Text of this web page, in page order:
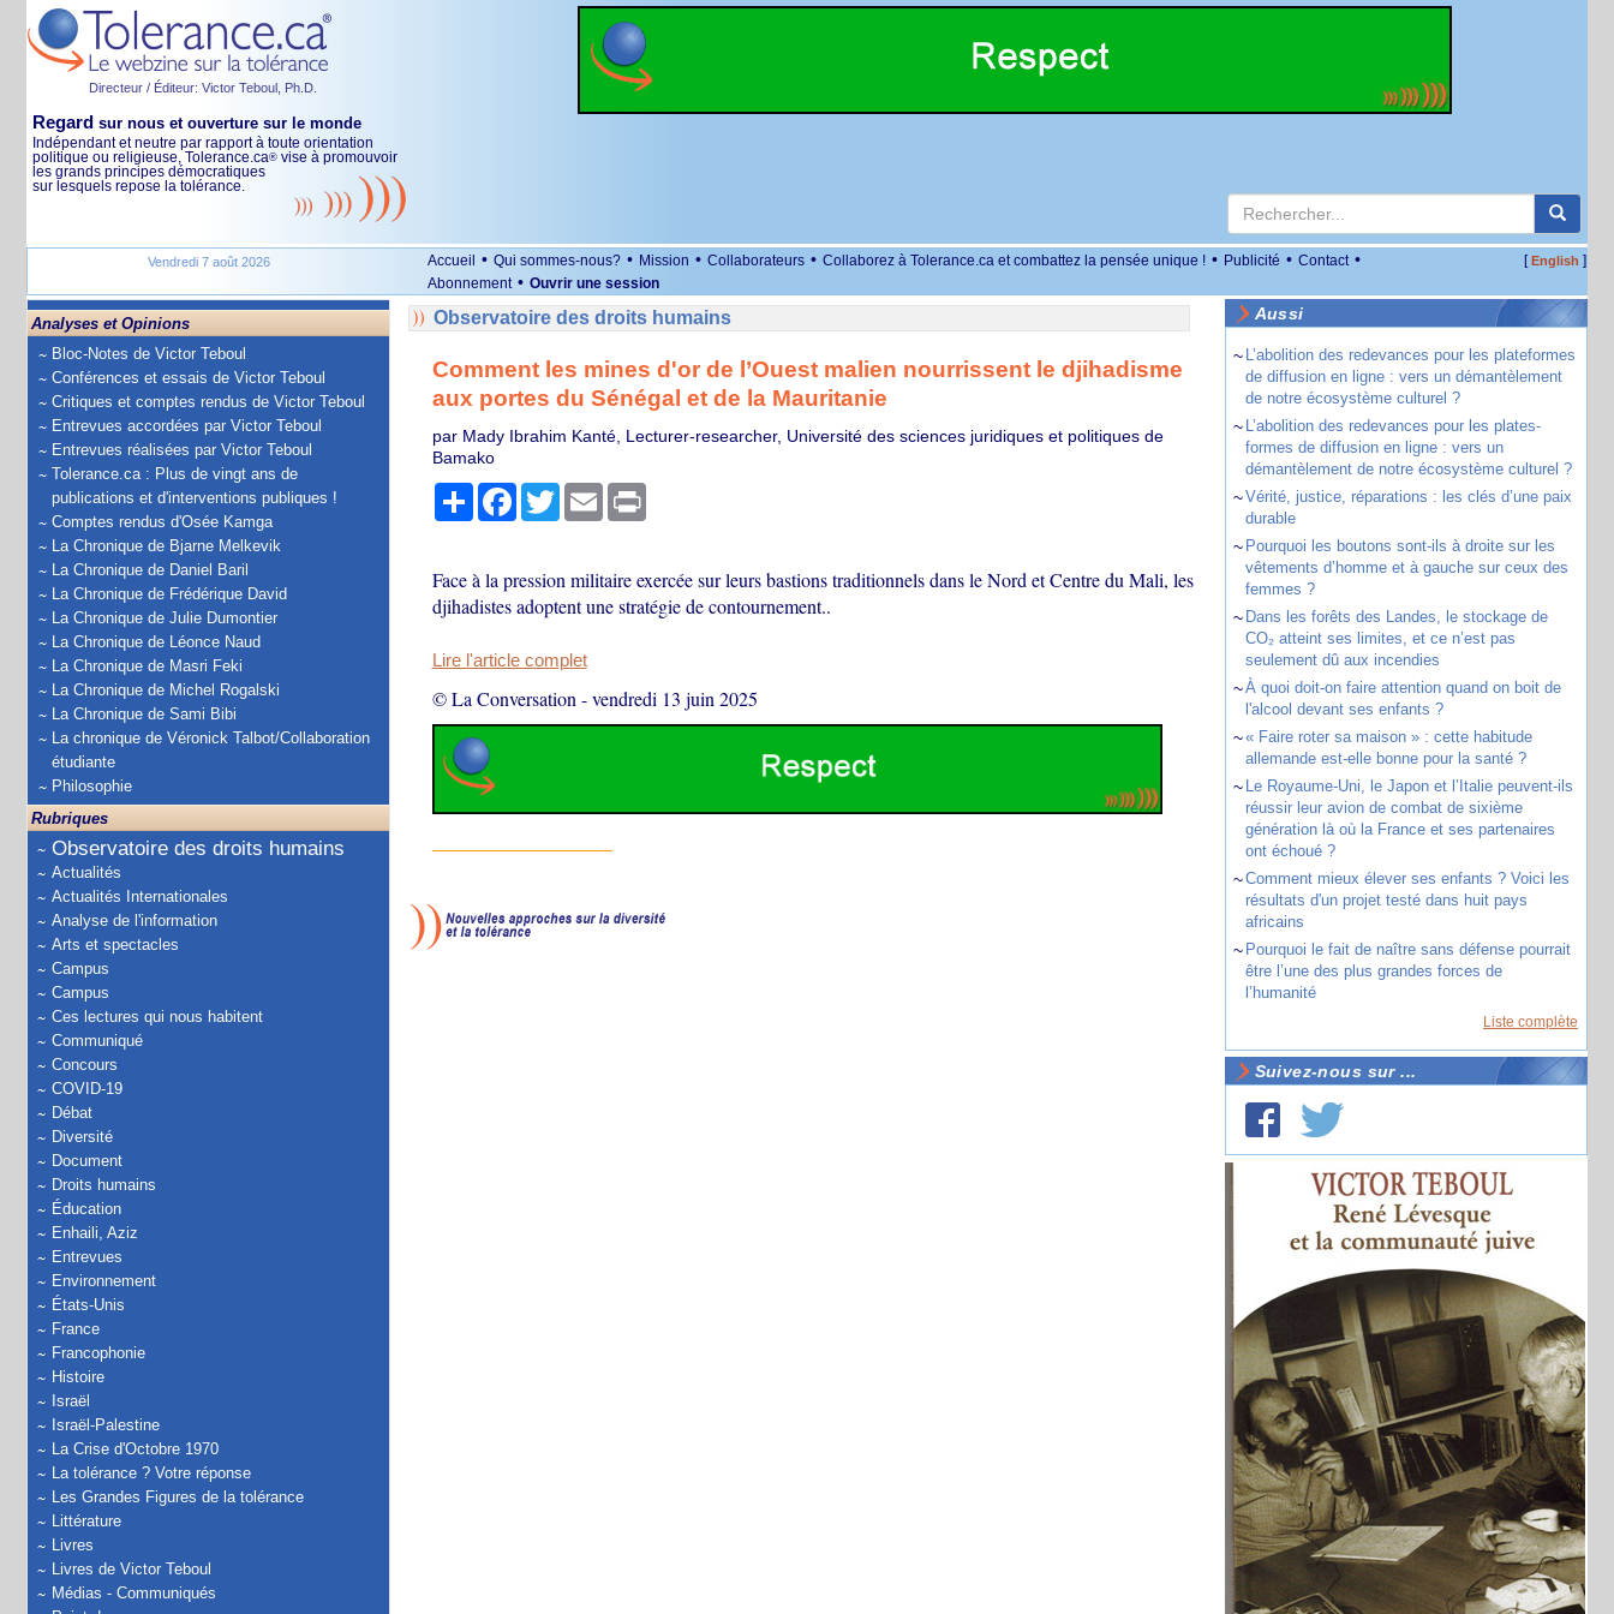
Directeur / Éditeur: Victor Teboul, Ph.D.
Regard sur nous et ouverture sur le monde
Indépendant et neutre par rapport à toute orientation
politique ou religieuse, Tolerance.ca® vise à promouvoir
les grands principes démocratiques
sur lesquels repose la tolérance.
Vendredi 7 août 2026 Accueil • Qui sommes-nous? • Mission • Collaborateurs • Collaborez à Tolerance.ca et combattez la pensée unique ! • Publicité • Contact •
Abonnement • Ouvrir une session
[English ]
Analyses et Opinions
Bloc-Notes de Victor Teboul
Conférences et essais de Victor Teboul
Critiques et comptes rendus de Victor Teboul
Entrevues accordées par Victor Teboul
Entrevues réalisées par Victor Teboul
Tolerance.ca : Plus de vingt ans de
publications et d'interventions publiques !
Comptes rendus d'Osée Kamga
La Chronique de Bjarne Melkevik
La Chronique de Daniel Baril
La Chronique de Frédérique David
La Chronique de Julie Dumontier
La Chronique de Léonce Naud
La Chronique de Masri Feki
La Chronique de Michel Rogalski
La Chronique de Sami Bibi
La chronique de Véronick Talbot/Collaboration
étudiante
Philosophie
Rubriques
Observatoire des droits humains
Actualités
Actualités Internationales
Analyse de l'information
Arts et spectacles
Campus
Campus
Ces lectures qui nous habitent
Communiqué
Concours
COVID-19
Débat
Diversité
Document
Droits humains
Éducation
Enhaili, Aziz
Entrevues
Environnement
États-Unis
France
Francophonie
Histoire
Israël
Israël-Palestine
La Crise d'Octobre 1970
La tolérance ? Votre réponse
Les Grandes Figures de la tolérance
Littérature
Livres
Livres de Victor Teboul
Médias - Communiqués
Observatoire des droits humains
Comment les mines d'or de l’Ouest malien nourrissent le djihadisme
aux portes du Sénégal et de la Mauritanie
par Mady Ibrahim Kanté, Lecturer-researcher, Université des sciences juridiques et politiques de
Bamako
PartagerFacebook
TwitterEmail Print
Face à la pression militaire exercée sur leurs bastions traditionnels dans le Nord et Centre du Mali, les
djihadistes adoptent une stratégie de contournement..
Lire l'article complet
© La Conversation -vendredi 13 juin 2025
Aussi
~ L’abolition des redevances pour les plateformes
de diffusion en ligne : vers un démantèlement
de notre écosystème culturel ?
~ L’abolition des redevances pour les plates-
formes de diffusion en ligne : vers un
démantèlement de notre écosystème culturel ?
~Vérité, justice, réparations : les clés d’une paix
durable
~ Pourquoi les boutons sont-ils à droite sur les
vêtements d’homme et à gauche sur ceux des
femmes ?
~ Dans les forêts des Landes, le stockage de
CO₂ atteint ses limites, et ce n’est pas
seulement dû aux incendies
~À quoi doit-on faire attention quand on boit de
l'alcool devant ses enfants ?
~« Faire roter sa maison » : cette habitude
allemande est-elle bonne pour la santé ?
~ Le Royaume-Uni, le Japon et l’Italie peuvent-ils
réussir leur avion de combat de sixième
génération là où la France et ses partenaires
ont échoué ?
~Comment mieux élever ses enfants ? Voici les
résultats d'un projet testé dans huit pays
africains
~ Pourquoi le fait de naître sans défense pourrait
être l’une des plus grandes forces de
l’humanité
Liste complète
Suivez-nous sur ...